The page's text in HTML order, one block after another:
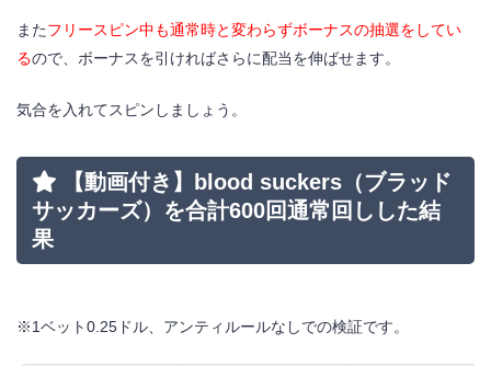
またフリースピン中も通常時と変わらずボーナスの抽選をしてい
るので、ボーナスを引ければさらに配当を伸ばせます。
気合を入れてスピンしましょう。
【動画付き】blood suckers（ブラッド
サッカーズ）を合計600回通常回しした結
果
※1ベット0.25ドル、アンティルールなしでの検証です。